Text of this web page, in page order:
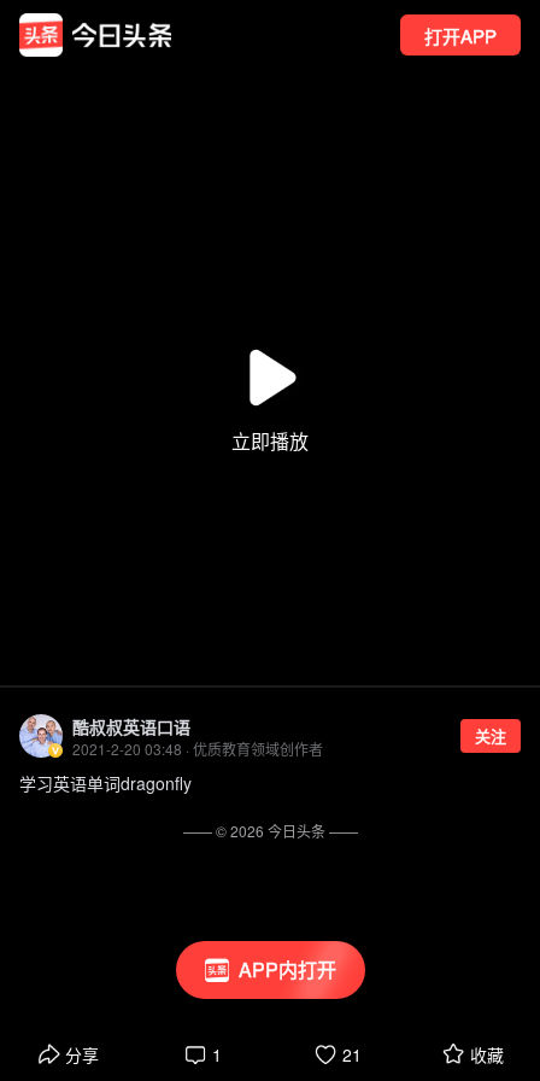
打开APP
APP内打开
酷叔叔英语口语
2021-2-20 03:48 · 优质教育领域创作者
关注
学习英语单词dragonfly
分享 1 21 收藏
—— ©2026 今日头条——